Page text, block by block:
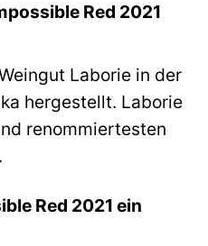
Red 2021
Laborie in der
hergestellt. Laborie
renommiertesten
Red 2021 ein